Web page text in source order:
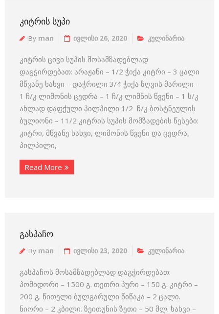
ᲙᲘᲢᲠᲘᲡ ᲡᲣᲞᲘ
By man ივლისი 26, 2020 კულინარია
კიტრის ცივი სუპის მოსამზადებლად
დაგჭირდებათ: არაჟანი – 1/2 ჭიქა კიტრი – 3 ცალი
მწვანე ხახვი – დაჭრილი 3/4 ჭიქა ზღვის მარილი –
1 ჩ/კ ლიმონის ცედრა – 1 ჩ/კ ლიმნის წვენი – 1 ს/კ
ახლად დაფქული პილპილი 1/2 ჩ/კ ბოსტნეულის
ბულიონი – 11/2 კიტრის სუპის მომზადების წესები:
კიტრი, მწვანე ხახვი, ლიმონის წვენი და ცედრა,
პილპილი,
Read More
ᲒᲐᲡᲞᲐᲩᲝ
By man ივლისი 23, 2020 კულინარია
გასპაჩოს მოსამზადებლად დაგჭირდებათ:
პომიდორი – 1500 გ. თეთრი პური – 150 გ. კიტრი –
200 გ. წითელი ბულგარული წიწაკა – 2 ცალი.
ნიორი – 2 კბილი. ზეითუნის ზეთი – 50 მლ. ხახვი –